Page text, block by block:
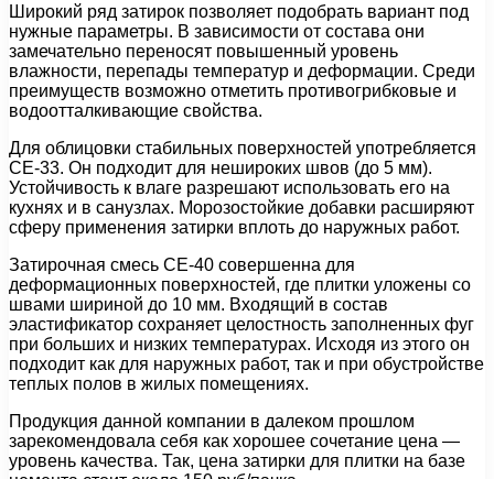
Широкий ряд затирок позволяет подобрать вариант под
нужные параметры. В зависимости от состава они
замечательно переносят повышенный уровень
влажности, перепады температур и деформации. Среди
преимуществ возможно отметить противогрибковые и
водоотталкивающие свойства.
Для облицовки стабильных поверхностей употребляется
СЕ-33. Он подходит для нешироких швов (до 5 мм).
Устойчивость к влаге разрешают использовать его на
кухнях и в санузлах. Морозостойкие добавки расширяют
сферу применения затирки вплоть до наружных работ.
Затирочная смесь СЕ-40 совершенна для
деформационных поверхностей, где плитки уложены со
швами шириной до 10 мм. Входящий в состав
эластификатор сохраняет целостность заполненных фуг
при больших и низких температурах. Исходя из этого он
подходит как для наружных работ, так и при обустройстве
теплых полов в жилых помещениях.
Продукция данной компании в далеком прошлом
зарекомендовала себя как хорошее сочетание цена —
уровень качества. Так, цена затирки для плитки на базе